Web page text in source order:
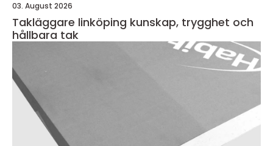
03. August 2026
Takläggare linköping kunskap, trygghet och
hållbara tak